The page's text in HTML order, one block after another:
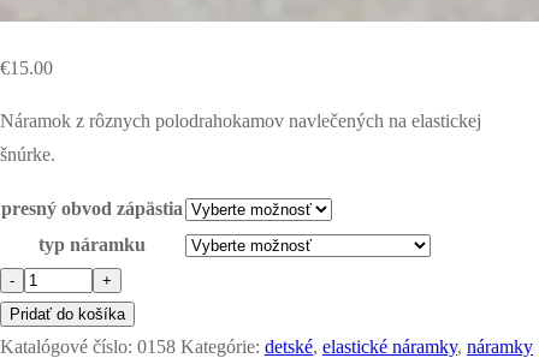
€15.00
Náramok z rôznych polodrahokamov navlečených na elastickej
šnúrke.
presný obvod zápästia
typ náramku
množstvo
náramok
-
-
+
Pridať do košíka
Katalógové číslo: 0158 Kategórie: detské, elastické náramky, náramky